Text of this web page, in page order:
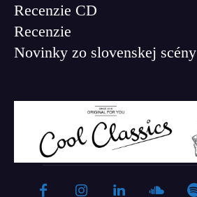
Recenzie CD
Recenzie
Novinky zo slovenskej scény